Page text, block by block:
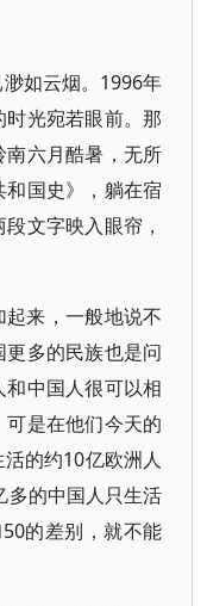
如云烟。1996年
光宛若眼前。那
六月酷暑，无所
国史》，躺在宿
文字映入眼帘，
来，一般地说不
多的民族也是问
中国人很可以相
是在他们今天的
的约10亿欧洲人
多的中国人只生活
的差别，就不能